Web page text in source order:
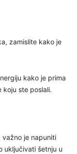
zamislite kako je
kako je prima
koju ste poslali.
važno je napuniti
uključivati šetnju u